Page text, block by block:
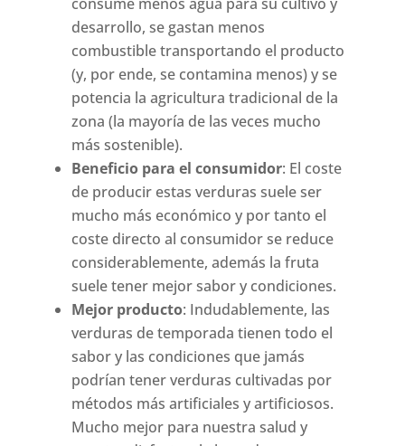
desarrollo, se gastan menos
combustible transportando el producto
(y, por ende, se contamina menos) y se
potencia la agricultura tradicional de la
zona (la mayoría de las veces mucho
más sostenible).
Beneficio para el consumidor: El coste
de producir estas verduras suele ser
mucho más económico y por tanto el
coste directo al consumidor se reduce
considerablemente, además la fruta
suele tener mejor sabor y condiciones.
Mejor producto: Indudablemente, las
verduras de temporada tienen todo el
sabor y las condiciones que jamás
podrían tener verduras cultivadas por
métodos más artificiales y artificiosos.
Mucho mejor para nuestra salud y